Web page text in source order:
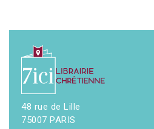
48 rue de Lille
75007 PARIS